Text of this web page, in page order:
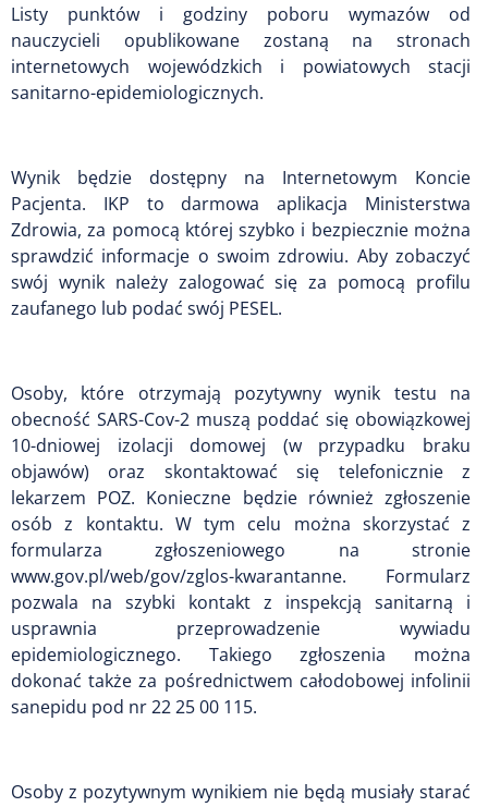
Listy punktów i godziny poboru wymazów od
nauczycieli opublikowane zostaną na stronach
internetowych wojewódzkich i powiatowych stacji
sanitarno-epidemiologicznych.
Wynik będzie dostępny na Internetowym Koncie
Pacjenta. IKP to darmowa aplikacja Ministerstwa
Zdrowia, za pomocą której szybko i bezpiecznie można
sprawdzić informacje o swoim zdrowiu. Aby zobaczyć
swój wynik należy zalogować się za pomocą profilu
zaufanego lub podać swój PESEL.
Osoby, które otrzymają pozytywny wynik testu na
obecność SARS-Cov-2 muszą poddać się obowiązkowej
10-dniowej izolacji domowej (w przypadku braku
objawów) oraz skontaktować się telefonicznie z
lekarzem POZ. Konieczne będzie również zgłoszenie
osób z kontaktu. W tym celu można skorzystać z
formularza zgłoszeniowego na stronie
www.gov.pl/web/gov/zglos-kwarantanne. Formularz
pozwala na szybki kontakt z inspekcją sanitarną i
usprawnia przeprowadzenie wywiadu
epidemiologicznego. Takiego zgłoszenia można
dokonać także za pośrednictwem całodobowej infolinii
sanepidu pod nr 22 25 00 115.
Osoby z pozytywnym wynikiem nie będą musiały starać